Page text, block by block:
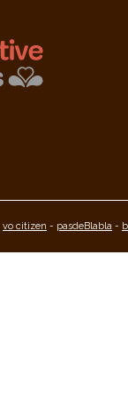
vo citizen - pasdeBlabla -